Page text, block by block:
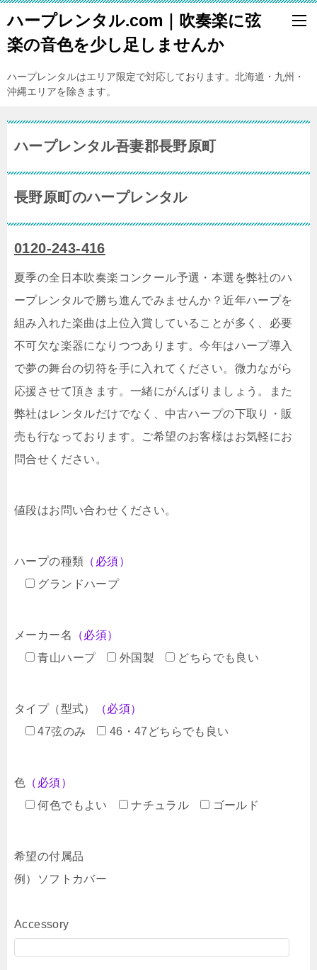
ハープレンタル.com｜吹奏楽に弦
楽の音色を少し足しませんか
ハープレンタルはエリア限定で対応しております。北海道・九州・
沖縄エリアを除きます。
ハープレンタル吾妻郡長野原町
長野原町のハープレンタル
0120-243-416
夏季の全日本吹奏楽コンクール予選・本選を弊社のハ
ープレンタルで勝ち進んでみませんか？近年ハープを
組み入れた楽曲は上位入賞していることが多く、必要
不可欠な楽器になりつつあります。今年はハープ導入
で夢の舞台の切符を手に入れてください。微力ながら
応援させて頂きます。一緒にがんばりましょう。また
弊社はレンタルだけでなく、中古ハープの下取り・販
売も行なっております。ご希望のお客様はお気軽にお
問合せください。
値段はお問い合わせください。
ハープの種類 （必須）
グランドハープ
メーカー名
（必須）
青山ハープ
外国製 どちらでも良い
タイプ（型式）
（必須）
47弦のみ
46・47どちらでも良い
色 （必須）
何色でもよい
ナチュラル ゴールド
希望の付属品
例）ソフトカバー
Accessory